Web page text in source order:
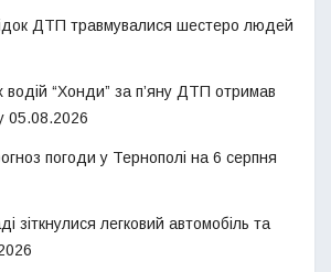
ДТП травмувалися шестеро людей
водій “Хонди” за п’яну ДТП отримав
05.08.2026
погоди у Тернополі на 6 серпня
зіткнулися легковий автомобіль та